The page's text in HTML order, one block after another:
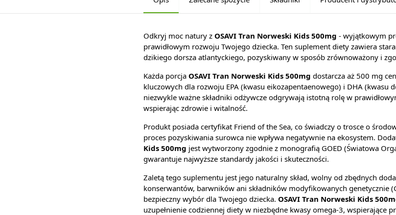
Odkryj moc natury z OSAVI Tran Norweski Kids 500mg - wyjątkowym
prawidłowym rozwoju Twojego dziecka. Ten suplement diety zawiera
dzikiego dorsza atlantyckiego, pozyskiwany w sposób zrównoważony i
Każda porcja OSAVI Tran Norweski Kids 500mg dostarcza aż 500 mg
kluczowych dla rozwoju EPA (kwasu eikozapentaenowego) i DHA (kwasu
niezwykle ważne składniki odżywcze odgrywają istotną rolę w
wspierając zdrowie i witalność.
Produkt posiada certyfikat Friend of the Sea, co świadczy o trosce o
proces pozyskiwania surowca nie wpływa negatywnie na ekosystem.
Kids 500mg jest wytworzony zgodnie z monografią GOED (Światowa
gwarantuje najwyższe standardy jakości i skuteczności.
Zaletą tego suplementu jest jego naturalny skład, wolny od zbędnych
konserwantów, barwników ani składników modyfikowanych genetycznie
bezpieczny wybór dla Twojego dziecka. OSAVI Tran Norweski Kids
uzupełnienie codziennej diety w niezbędne kwasy omega-3, wspierające